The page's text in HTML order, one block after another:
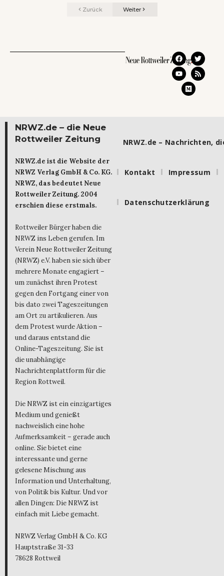
Zurück Weiter
NRWZ.de – die Neue
Rottweiler Zeitung
NRWZ.de ist die Website der
NRWZ Verlag GmbH & Co. KG.
NRWZ, das bedeutet Neue
Rottweiler Zeitung. 2004
erschien diese erstmals.
Rottweiler Bürger haben die
NRWZ ins Leben gerufen. Im
Verein Neue Rottweiler Zeitung
(NRWZ) e.V. haben sie sich über
mehrere Monate engagiert –
um zunächst ihren Protest
gegen den Fortgang einer von
bis dato zwei Tageszeitungen
am Ort zu artikulieren. Aus
dem Protest wurde Aktion –
und daraus entstand die
Online-Tageszeitung. Sie ist
die unabhängige
Nachrichtenplattform für die
Region Rottweil.
Die NRWZ ist ein einzigartiges
Medium und genießt
nachweislich eine hohe
Aufmerksamkeit – gerade auch
online. Sie bietet eine
interessante und gerne
gelesene Mischung aus
Information und Unterhaltung,
von Politik bis Kultur. Und vor
allen Dingen: Die NRWZ ist
einfach mit Liebe gemacht.
NRWZ Verlag GmbH & Co. KG
Hauptstraße 31-33
78628 Rottweil
NRWZ.de – Nachrichten,
Kontakt Impressum
Datenschutzerklärung